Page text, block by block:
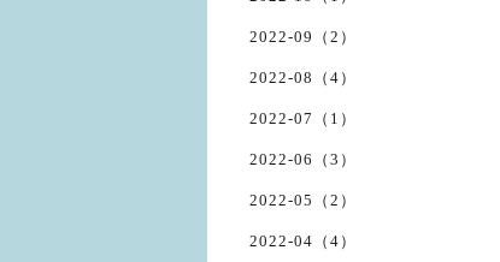
2022-09（2）
2022-08（4）
2022-07（1）
2022-06（3）
2022-05（2）
2022-04（4）